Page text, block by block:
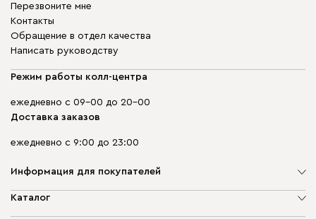
Перезвоните мне
Контакты
Обращение в отдел качества
Написать руководству
Режим работы колл-центра
ежедневно с 09-00 до 20-00
Доставка заказов
ежедневно с 9:00 до 23:00
Информация для покупателей
О компании
Каталог